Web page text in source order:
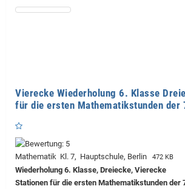
Vierecke Wiederholung 6. Klasse
für die ersten Mathematikstunden der
Mathematik Kl. 7, Hauptschule, Berlin 472 KB
Wiederholung 6. Klasse, Dreiecke, Vierecke
Stationen für die ersten Mathematikstunden der